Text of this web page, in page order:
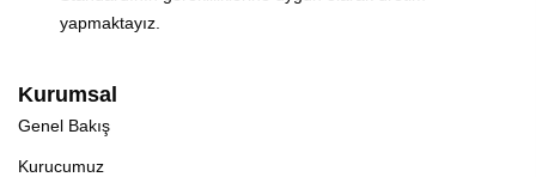
yapmaktayız.
Kurumsal
Genel Bakış
Kurucumuz